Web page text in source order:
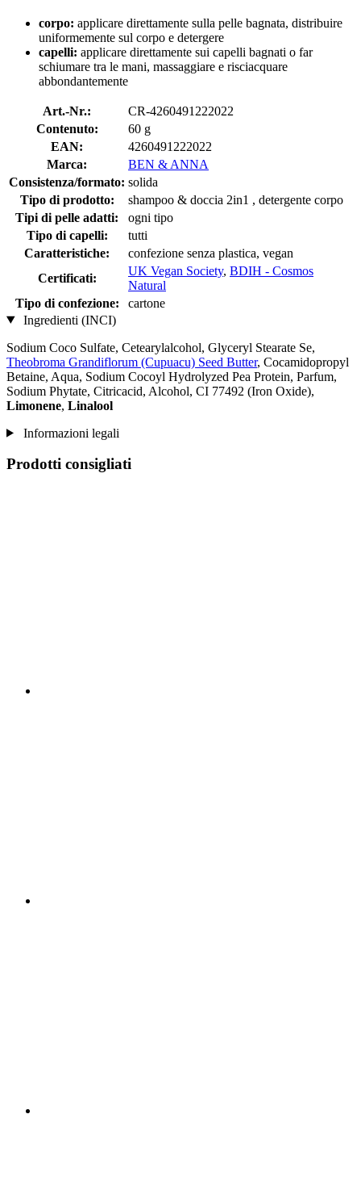
corpo: applicare direttamente sulla pelle bagnata, distribuire
uniformemente sul corpo e detergere
capelli: applicare direttamente sui capelli bagnati o far
schiumare tra le mani, massaggiare e risciacquare
abbondantemente
Art.-Nr.:
CR-4260491222022
Contenuto:
60 g
EAN:
4260491222022
Marca:
BEN & ANNA
Consistenza/formato: solida
Tipo di prodotto:
shampoo & doccia 2in1 , detergente corpo
Tipi di pelle adatti:
ogni tipo
Tipo di capelli:
tutti
Caratteristiche:
confezione senza plastica, vegan
Certificati:
UK Vegan Society, BDIH - Cosmos
Natural
Tipo di confezione:
cartone
Ingredienti (INCI)
Sodium Coco­ Sulfate, Cetearylalcohol, Glyceryl Stearate Se,
Theobroma Grandiflorum (Cupuacu) Seed Butter, Cocamidopropyl
Betaine, Aqua, Sodium Cocoyl Hydrolyzed Pea Protein, Parfum,
Sodium Phytate, Citricacid, Alcohol, CI 77492 (Iron Oxide),
Limonene, Linalool
Informazioni legali
Prodotti consigliati